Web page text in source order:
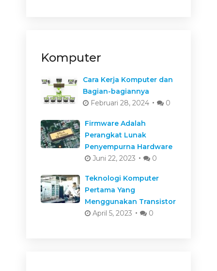
Komputer
Cara Kerja Komputer dan
Bagian-bagiannya
Februari 28, 2024
0
Firmware Adalah
Perangkat Lunak
Penyempurna Hardware
Juni 22, 2023
0
Teknologi Komputer
Pertama Yang
Menggunakan Transistor
April 5, 2023
0